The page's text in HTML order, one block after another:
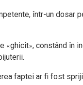
într-un dosar
«ghicit», constând în
faptei ar fi fost